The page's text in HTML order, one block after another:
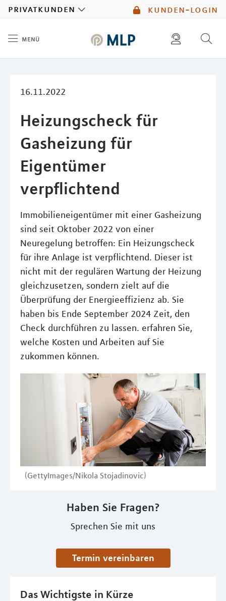
kunden-login
privatkunden
menü
16.11.2022
Heizungscheck für
Gasheizung für
Eigentümer
verpflichtend
Immobilieneigentümer mit einer Gasheizung
sind seit Oktober 2022 von einer
Neuregelung betroffen: Ein Heizungscheck
für ihre Anlage ist verpflichtend. Dieser ist
nicht mit der regulären Wartung der Heizung
gleichzusetzen, sondern zielt auf die
Überprüfung der Energieeffizienz ab. Sie
haben bis Ende September 2024 Zeit, den
Check durchführen zu lassen. erfahren Sie,
welche Kosten und Arbeiten auf Sie
zukommen können.
(GettyImages/Nikola Stojadinovic)
Haben Sie Fragen?
Sprechen Sie mit uns
Termin vereinbaren
Das Wichtigste in Kürze